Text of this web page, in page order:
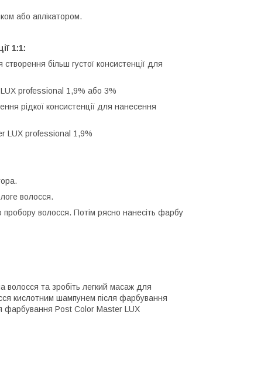
або аплікатором.
1:1:
створення більш густої консистенції для
professional 1,9% або 3%
рідкої консистенції для нанесення
LUX professional 1,9%
волосся.
пробору волосся. Потім рясно нанесіть фарбу
волосся та зробіть легкий масаж для
кислотним шампунем після фарбування
фарбування Post Color Master LUX